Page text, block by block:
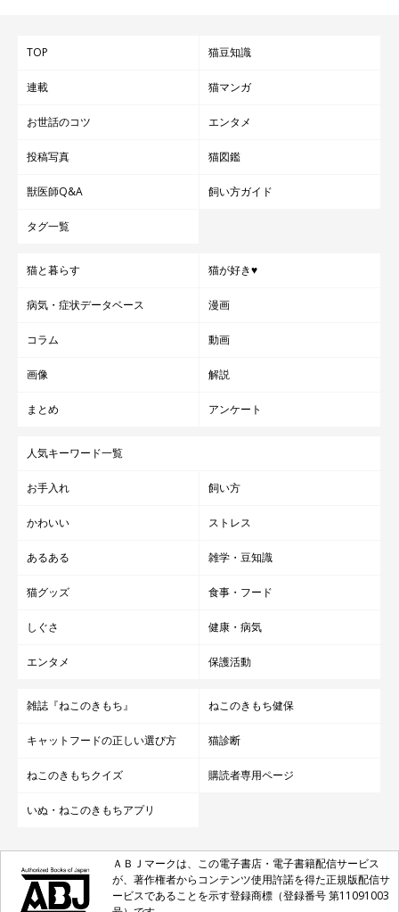
TOP 猫豆知識
連載 猫マンガ
お世話のコツ エンタメ
投稿写真 猫図鑑
獣医師Q&A 飼い方ガイド
タグ一覧
猫と暮らす 猫が好き♥
病気・症状データベース 漫画
コラム 動画
画像 解説
まとめ アンケート
人気キーワード一覧
お手入れ 飼い方
かわいい ストレス
あるある 雑学・豆知識
猫グッズ 食事・フード
しぐさ 健康・病気
エンタメ 保護活動
雑誌『ねこのきもち』 ねこのきもち健保
キャットフードの正しい選び方 猫診断
ねこのきもちクイズ 購読者専用ページ
いぬ・ねこのきもちアプリ
ＡＢＪマークは、この電子書店・電子書籍配信サービス
が、著作権者からコンテンツ使用許諾を得た正規版配信サ
ービスであることを示す登録商標（登録番号 第11091003